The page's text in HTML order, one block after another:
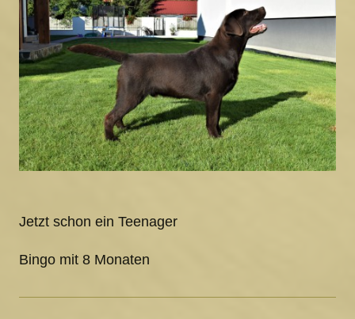
Jetzt schon ein Teenager
Bingo mit 8 Monaten